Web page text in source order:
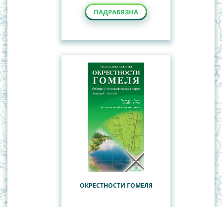
ПАДРАБЯЗНА
ОКРЕСТНОСТИ ГОМЕЛЯ